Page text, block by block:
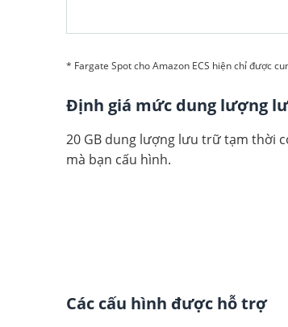
* Fargate Spot cho Amazon ECS hiện chỉ được
Định giá mức dung lượng
20 GB dung lượng lưu trữ tạm thời
mà bạn cấu hình.
Các cấu hình được hỗ trợ